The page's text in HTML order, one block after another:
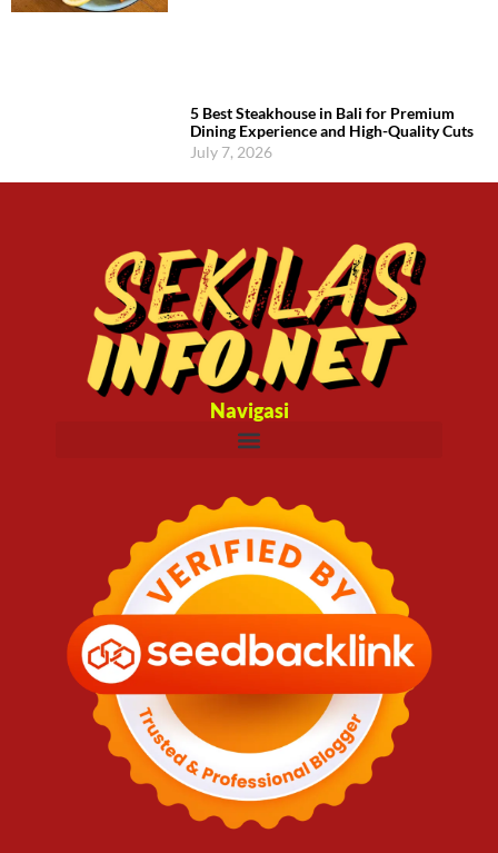
5 Best Steakhouse in Bali for Premium
Dining Experience and High-Quality Cuts
July 7, 2026
Navigasi